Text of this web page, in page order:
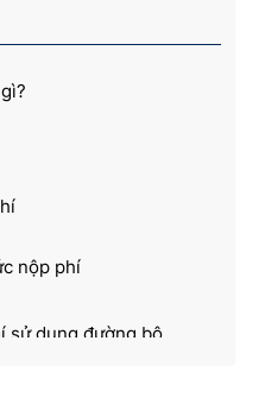
nộp phí
sử dụng đường bộ